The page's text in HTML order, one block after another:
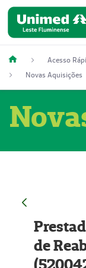
Acesso
Novas Aquisições
de